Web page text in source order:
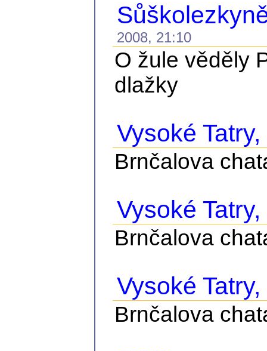
2008, 21:10
O žule věděly
dlažky
Vysoké
Brnčalova
Vysoké Tatry,
Brnčalova
Vysoké
Brnčalova